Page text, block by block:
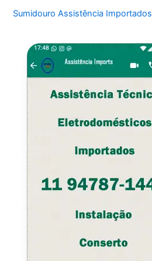
Sumidouro Assistência Importados